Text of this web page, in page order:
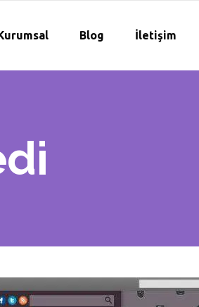
Blog İletişim